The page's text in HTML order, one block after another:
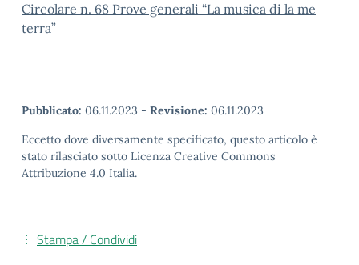
Circolare n. 68 Prove generali “La musica di la me
terra”
Pubblicato: 06.11.2023 - Revisione: 06.11.2023
Eccetto dove diversamente specificato, questo articolo è
stato rilasciato sotto Licenza Creative Commons
Attribuzione 4.0 Italia.
Stampa / Condividi